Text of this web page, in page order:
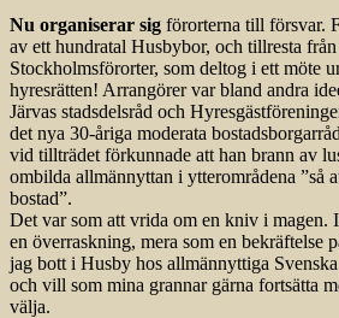
Nu organiserar sig förorterna till försvar.
av ett hundratal Husbybor, och tillresta från
Stockholmsförorter, som deltog i ett möte
hyresrätten! Arrangörer var bland andra
Järvas stadsdelsråd och
det nya 30-åriga moderata
vid tillträdet förkunnade att han brann av
ombilda allmännyttan i ytterområdena ”så
bostad”.
Det var som att vrida om en kniv i magen.
en överraskning, mera som en bekräftelse
jag bott i Husby hos allmännyttiga
och vill som mina grannar gärna fortsätta
välja.